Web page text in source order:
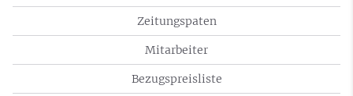
Zeitungspaten
Mitarbeiter
Bezugspreisliste